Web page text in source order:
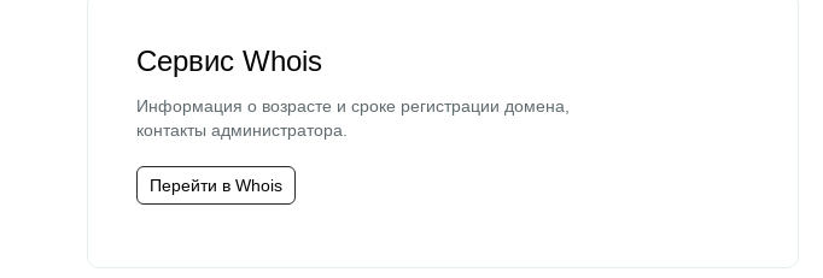
Сервис Whois
Информация о возрасте и сроке регистрации домена,
контакты администратора.
Перейти в Whois